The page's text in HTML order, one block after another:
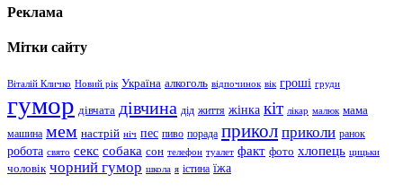
Реклама
Мітки сайту
Віталій Кличко Новий рік Україна алкоголь відпочинок вік гроші груди
гумор дівчата дівчина дід життя жінка кіт лікар малюк мама
машина мем настрій ніч пес пиво порада прикол приколи ранок
робота свято секс собака сон телефон туалет факт фото хлопець цицьки
чоловік чорний гумор школа я істина їжа